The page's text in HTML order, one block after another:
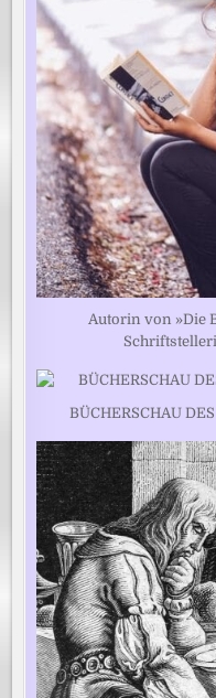
Autorin von »Die
BÜCHERSCHAU